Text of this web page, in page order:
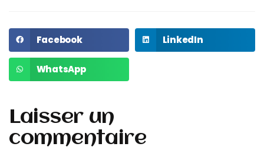
Facebook LinkedIn
WhatsApp
Laisser un
commentaire